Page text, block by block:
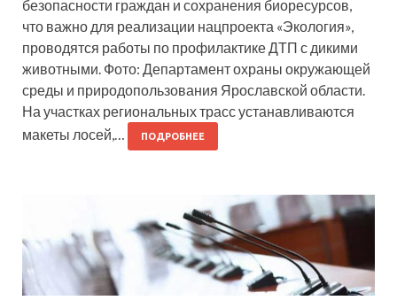
безопасности граждан и сохранения биоресурсов,
что важно для реализации нацпроекта «Экология»,
проводятся работы по профилактике ДТП с дикими
животными. Фото: Департамент охраны окружающей
среды и природопользования Ярославской области.
На участках региональных трасс устанавливаются
макеты лосей,…
ПОДРОБНЕЕ